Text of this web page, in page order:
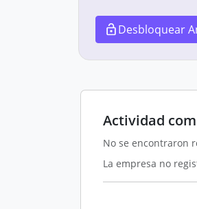
Desbloquear
Actividad
No se encontraron
La empresa no